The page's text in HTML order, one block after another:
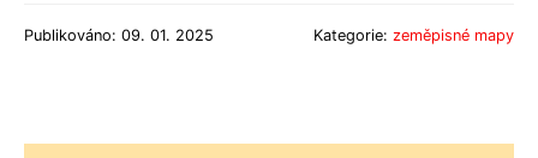
Publikováno: 09. 01. 2025 Kategorie: zeměpisné mapy